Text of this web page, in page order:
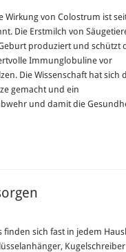
Wirkung von Colostrum ist
Die Erstmilch von
produziert und schützt
Immunglobuline vor
Die Wissenschaft hat sich
gemacht und ein
und damit die
finden sich fast in jedem
Kugelschreiber